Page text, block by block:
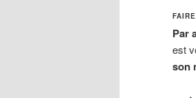
Par
est
son